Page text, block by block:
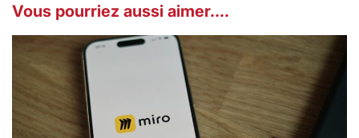
Vous pourriez aussi aimer....